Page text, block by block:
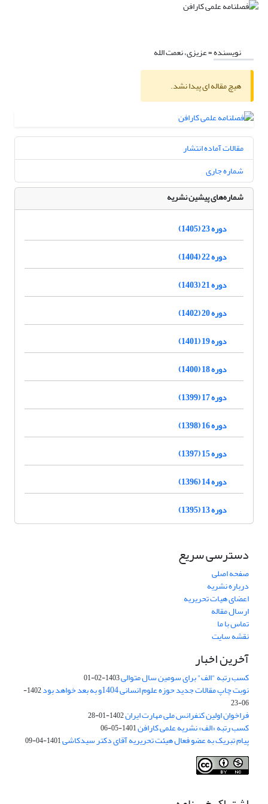
نویسنده =عزیزی، نعمت الله
هیچ مقاله ای پیدا نشد.
مقالات آماده انتشار
شماره جاری
شماره‌های پیشین نشریه
دوره 23 (1405)
دوره 22 (1404)
دوره 21 (1403)
دوره 20 (1402)
دوره 19 (1401)
دوره 18 (1400)
دوره 17 (1399)
دوره 16 (1398)
دوره 15 (1397)
دوره 14 (1396)
دوره 13 (1395)
دسترسی سریع
صفحه اصلی
درباره نشریه
اعضای هیات تحریریه
ارسال مقاله
تماس با ما
نقشه سایت
آخرین اخبار
کسب رتبه "الف" برای سومین سال متوالی1403-02-01
نوبت چاپ مقالات جدید حوزه علوم انسانی 1404و به بعد خواهد بود
1402-
06-23
فراخوان اولین کنفرانس ملی مهارت ایران1402-01-28
کسب رتبه «الف» نشریه علمی کارافن1401-05-06
پیام تبریک به عضو فعال هیئت تحریریه آقای دکتر سیدکاشی1401-04-09